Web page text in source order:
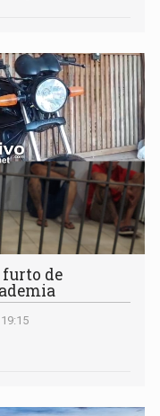
furto de